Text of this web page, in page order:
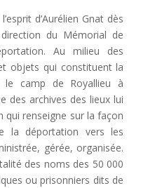
d’Aurélien Gnat dès
du Mémorial de
Au milieu des
objets qui constituent la
camp de Royallieu à
des archives des lieux lui
qui renseigne sur la façon
la déportation vers les
gérée, organisée.
des noms des 50 000
ou prisonniers dits de